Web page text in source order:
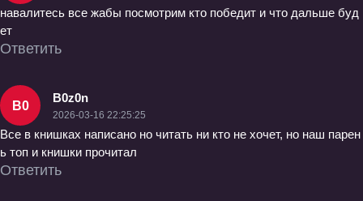
навалитесь все жабы посмотрим кто победит и что дальше буд
ет
Ответить
B0
B0z0n
2026-03-16 22:25:25
Все в книшках написано но читать ни кто не хочет, но наш парен
ь топ и книшки прочитал
Ответить